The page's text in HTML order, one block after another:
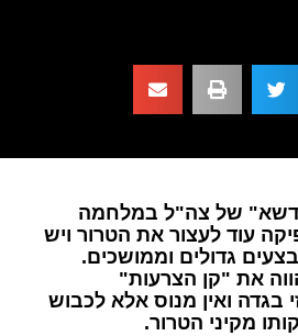
הדשא" של צה"ל במלחמה
עוד לעצור את הטרור ויש
גדולים וממושכים.
את "קן הצרעות"
בגדה ואין מנוס אלא לכבוש
מקיני הטרור.